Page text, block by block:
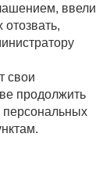
ввели
свои
продолжить
персональных